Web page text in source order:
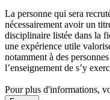
La personne qui sera
nécessairement avoir un
disciplinaire listée dans la
une expérience utile
notamment à des
l’enseignement de s’y
Pour plus d'informations,